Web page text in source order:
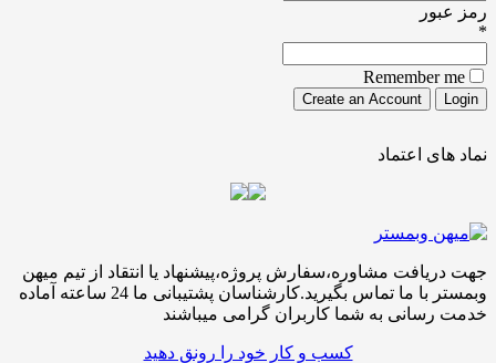
رمز عبور
*
Remember me
نماد های اعتماد
جهت دریافت مشاوره،سفارش پروژه،پیشنهاد یا انتقاد از تیم میهن
وبمستر با ما تماس بگیرید.کارشناسان پشتیبانی ما 24 ساعته آماده
خدمت رسانی به شما کاربران گرامی میباشند
کسب و کار خود را رونق دهید